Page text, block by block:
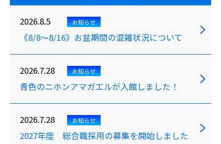
2026.8.5 お知らせ
《8/8～8/16》お盆期間の混雑状況について
2026.7.28 お知らせ
青色のニホンアマガエルが入館しました！
2026.7.28 お知らせ
2027年度 総合職採用の募集を開始しました